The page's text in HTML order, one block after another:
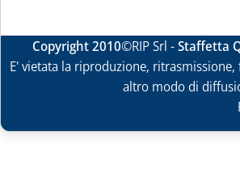
Copyright 2010©RIP Srl -Staffetta
E' vietata la riproduzione,
altro modo di